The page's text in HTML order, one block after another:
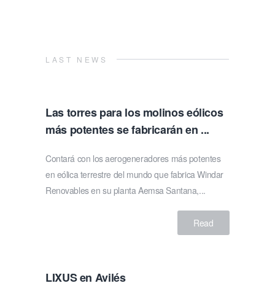
LAST NEWS
Las torres para los molinos eólicos
más potentes se fabricarán en ...
Contará con los aerogeneradores más potentes
en eólica terrestre del mundo que fabrica Windar
Renovables en su planta Aemsa Santana,...
Read
LIXUS en Avilés